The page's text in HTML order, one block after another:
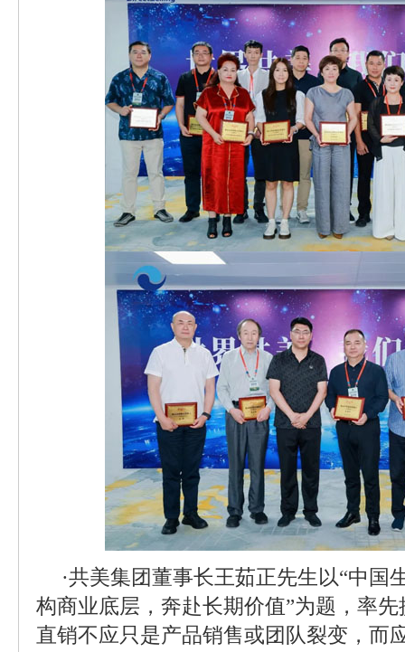
·共美集团董事长王茹正先生以“中
构商业底层，奔赴长期价值”为题，率
直销不应只是产品销售或团队裂变，而